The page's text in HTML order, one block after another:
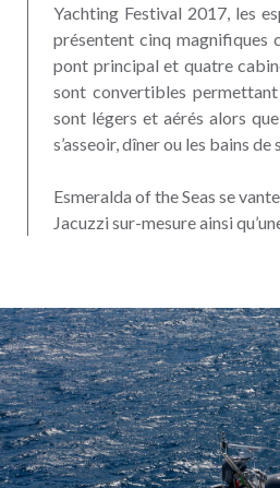
Yachting Festival 2017, les
présentent cinq magnifiques
pont principal et quatre
sont convertibles
sont légers et aérés alors
s’asseoir, dîner ou les bains de
Esmeralda of the Seas se
Jacuzzi sur-mesure ainsi